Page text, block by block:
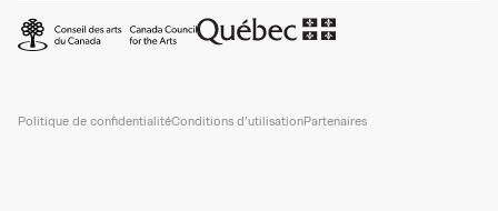
Politique de confidentialitéConditions d’utilisationPartenaires